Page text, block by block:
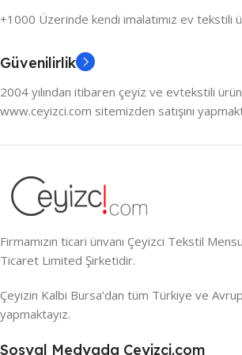
+1000 Üzerinde kendi imalatımız ev tekstili
Güvenilirlik
2004 yılından itibaren çeyiz ve evtekstili
www.ceyizci.com sitemizden satışını
Firmamızın ticari ünvanı Çeyizci Tekstil
Ticaret Limited Şirketidir.
Çeyizin Kalbi Bursa’dan tüm Türkiye ve
yapmaktayız.
Sosyal Medyada Ceyizci.com